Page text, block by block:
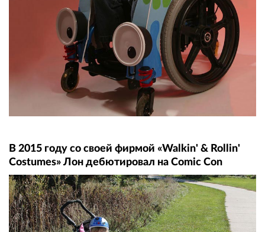
В 2015 году со своей фирмой «Walkin' & Rollin'
Costumes» Лон дебютировал на Comic Con